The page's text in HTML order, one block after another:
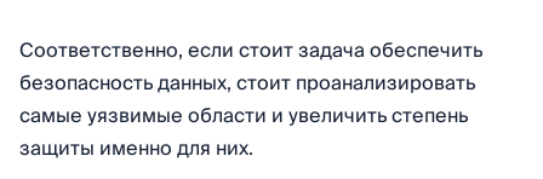
Соответственно, если стоит задача обеспечить
безопасность данных, стоит проанализировать
самые уязвимые области и увеличить степень
защиты именно для них.